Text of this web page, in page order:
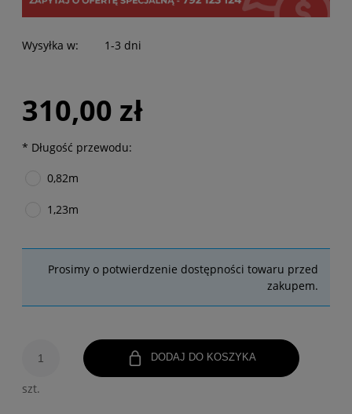
Wysyłka w: 1-3 dni
310,00 zł
* Długość przewodu:
0,82m
1,23m
Prosimy o potwierdzenie dostępności towaru przed
zakupem.
szt.
DODAJ DO KOSZYKA